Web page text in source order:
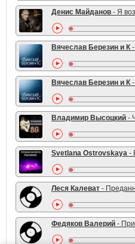
Денис Майданов - Я
Вячеслав Березин и К
Вячеслав Березин и К
Владимир Высоцкий -
Svetlana Ostrovskaya -
Леся Калеват -
Федяков Валерий -